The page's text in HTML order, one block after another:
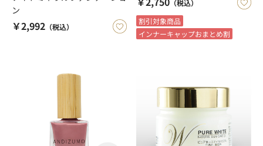
ン
￥2,992 （税込）
（税込）
割引対象商品
インナーキャップおまとめ割